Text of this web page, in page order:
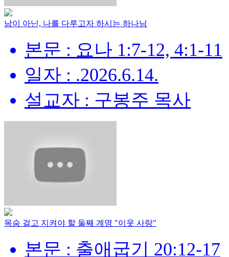
남이 아닌, 나를 다루고자 하시는 하나님
본문 : 요나 1:7-12, 4:1-11
일자 : .2026.6.14.
설교자 : 구봉주 목사
목숨 걸고 지켜야 할 둘째 계명 "이웃 사랑"
본문 : 출애굽기 20:12-17